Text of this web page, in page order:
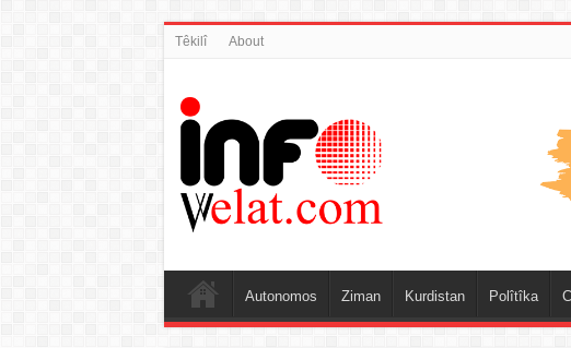
Têkilî About
Autonomos Ziman Kurdistan Polîtîka